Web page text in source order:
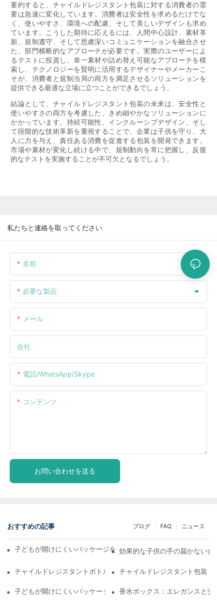
要約すると、チャイルドレジスタント包装に対する消費者の需
要は急速に変化しています。消費者は安全性を求めるだけでな
く、使いやすさ、環境への配慮、そして美しいデザインも求め
ています。こうした期待に応えるには、人間中心設計、素材革
新、規制遵守、そして思慮深いコミュニケーションを融合させ
た、部門横断的なアプローチが必要です。実際のユーザーによ
るテストに投資し、単一素材や詰め替え可能なアプローチを模
索し、テクノロジーを賢明に活用するデザイナーやメーカーこ
そが、消費者と規制当局の両方を満足させるソリューションを
提供できる最適な立場に立つことができるでしょう。
結論として、チャイルドレジスタント包装の未来は、安全性と
使いやすさの両方を考慮した、きめ細やかなソリューションに
かかっています。持続可能性、インクルーシブデザイン、そし
て段階的な技術革新を重視することで、企業は子供を守り、大
人に力を与え、責任ある消費を促進する包装を開発できます。
市場や素材が変化し続ける中で、規制動向を常に把握し、反復
的なテストを実施することが不可欠となるでしょう。
私たちと連絡を取ってください
名前
必要な製品
メール
会社
電話/WhatsApp/Skype
コンテンツ
お問い合わせを送る
おすすめの記事 ニュース
FAQ
ブログ
子どもが開けにくいパッケージを理解する：子どもの安全を確保
効果的な子供の手の届かない金
チャイルドレジスタントボトル：遵守のために知っておくべきこ
チャイルドレジスタント包装：
子どもが開けにくいパッケージソリューションの未来
香水ボックス：エレガンスと安